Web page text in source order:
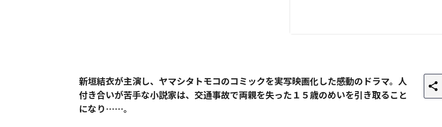
新垣結衣が主演し、ヤマシタトモコのコミックを実写映画化した感動のドラマ。人
付き合いが苦手な小説家は、交通事故で両親を失った１５歳のめいを引き取ること
になり……。